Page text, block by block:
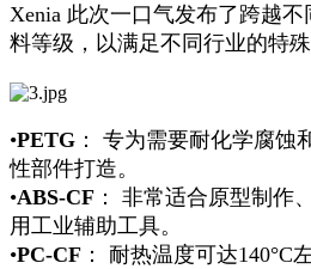
Xenia 此次一口气发布了跨越
料等级，以满足不同行业的特殊
•PETG ： 专为需要耐化学腐蚀
性部件打造。
•ABS-CF ： 非常适合原型制作
用工业辅助工具。
•PC-CF ： 耐热温度可达140°C